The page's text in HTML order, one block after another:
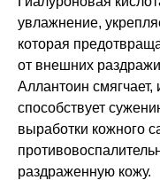
увлажнение,
которая
от внешних
Аллантоин смягчает,
способствует
выработки кожного
раздраженную кожу.